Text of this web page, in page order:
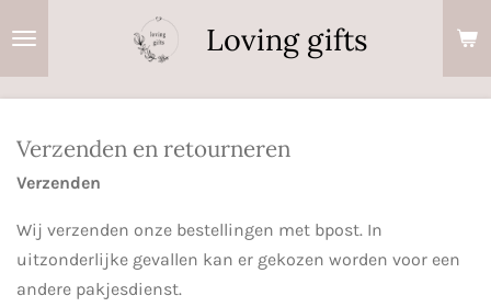
hoofdinhoud
Loving gifts
Verzenden en retourneren
Verzenden
Wij verzenden onze bestellingen met bpost. In
uitzonderlijke gevallen kan er gekozen worden voor een
andere pakjesdienst.